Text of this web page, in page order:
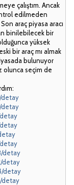
çalıştım. Ancak
edilmeden
araç piyasa aracı
binilebilecek bir
yüksek
bir araç mı almak
bulunuyor
olunca seçim de
detay
detay
detay
detay
detay
detay